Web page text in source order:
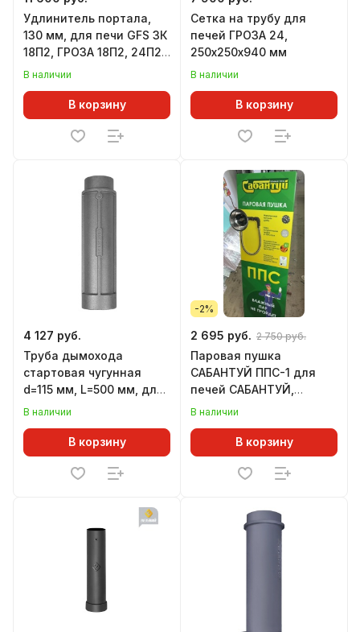
Удлинитель портала,
130 мм, для печи GFS ЗК
18П2, ГРОЗА 18П2, 24П2,
ИСКАНДЕР 18/25П2
В наличии
В корзину
Сетка на трубу для
печей ГРОЗА 24,
250х250х940 мм
В наличии
В корзину
4 127 руб.
Труба дымохода
стартовая чугунная
d=115 мм, L=500 мм, для
печей ЛИТКОМ
В наличии
В корзину
-2%
2 695 руб. 2 750 руб.
Паровая пушка
САБАНТУЙ ППС-1 для
печей САБАНТУЙ,
совместимость в
В наличии
В корзину